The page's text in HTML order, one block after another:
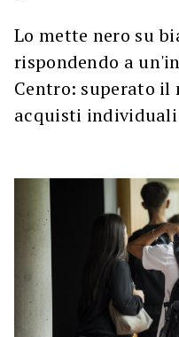
Lo mette nero su
rispondendo a
Centro: superato
acquisti